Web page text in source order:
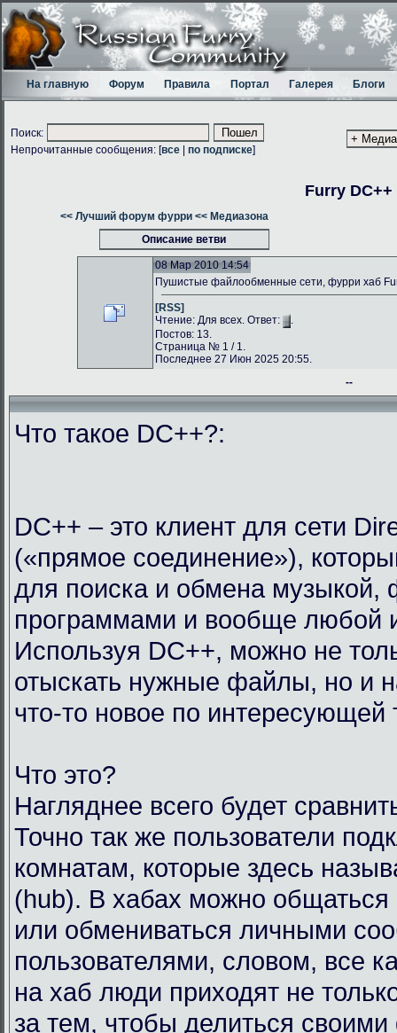
На главную Форум Правила Портал Галерея Блоги
Поиск:
Непрочитанные сообщения: [все по подписке]
Furry DC++
<< Лучший форум фурри << Медиазона
Описание ветви
08 Мар 2010 14:54
Пушистые файлообменные сети, фурри хаб
[RSS]
Чтение: Для всех. Ответ:
.
Постов: 13.
Страница № 1 / 1.
Последнее 27 Июн 2025 20:55.
--
Что такое DC++?:
DC++ – это клиент для сети
(«прямое соединение»),
для поиска и обмена
программами и вообще любой
Используя DC++, можно не
отыскать нужные файлы, но и
что-то новое по интересующей
Что это?
Нагляднее всего будет
Точно так же пользователи
комнатам, которые здесь
(hub). В хабах можно
или обмениваться личными
пользователями, словом, все
на хаб люди приходят не
за тем, чтобы делиться